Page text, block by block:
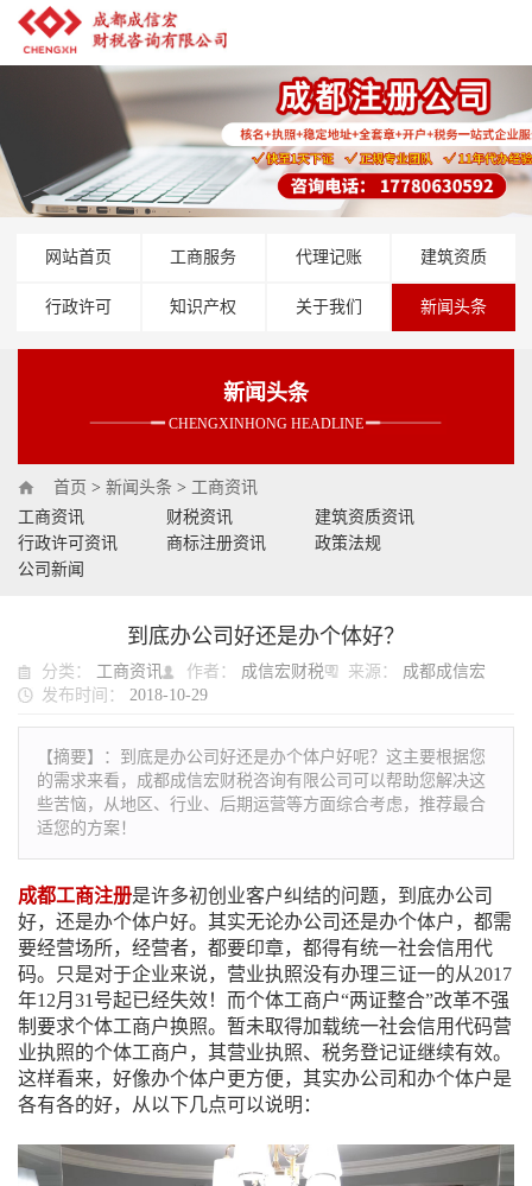
网站首页 工商服务 代理记账 建筑资质
行政许可 知识产权 关于我们 新闻头条
新闻头条
CHENGXINHONG HEADLINE
首页 > 新闻头条 > 工商资讯
工商资讯
财税资讯
建筑资质资讯
行政许可资讯
商标注册资讯
政策法规
公司新闻
到底办公司好还是办个体好？
分类： 工商资讯 作者： 成信宏财税 来源：
成都成信宏
发布时间：
2018-10-29
【摘要】： 到底是办公司好还是办个体户好呢？这主要根据您
的需求来看，成都成信宏财税咨询有限公司可以帮助您解决这
些苦恼，从地区、行业、后期运营等方面综合考虑，推荐最合
适您的方案！
成都工商注册是许多初创业客户纠结的问题，到底办公司
好，还是办个体户好。其实无论办公司还是办个体户，都需
要经营场所，经营者，都要印章，都得有统一社会信用代
码。只是对于企业来说，营业执照没有办理三证一的从2017
年12月31号起已经失效！而个体工商户“两证整合”改革不强
制要求个体工商户换照。暂未取得加载统一社会信用代码营
业执照的个体工商户，其营业执照、税务登记证继续有效。
这样看来，好像办个体户更方便，其实办公司和办个体户是
各有各的好，从以下几点可以说明：